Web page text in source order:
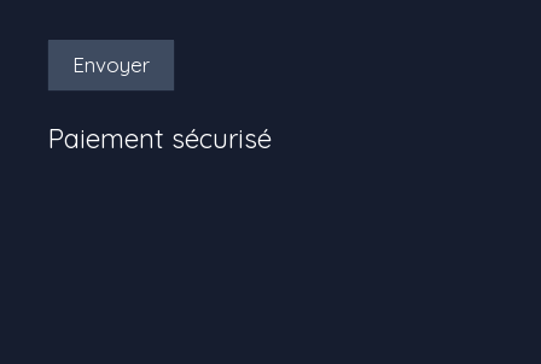
Envoyer
Paiement sécurisé